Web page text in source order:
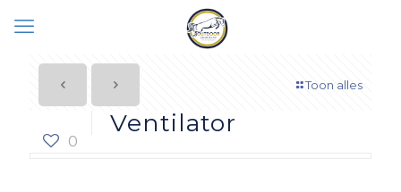
Toon alles
0
Ventilator